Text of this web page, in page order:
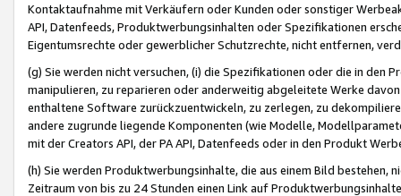
Kontaktaufnahme mit Verkäufern oder Kunden oder sonstiger
API, Datenfeeds, Produktwerbungsinhalten oder Spezifikationen
Eigentumsrechte oder gewerblicher Schutzrechte, nicht entfernen,
(g) Sie werden nicht versuchen, (i) die Spezifikationen oder die in
manipulieren, zu reparieren oder anderweitig abgeleitete Werke
enthaltene Software zurückzuentwickeln, zu zerlegen, zu
andere zugrunde liegende Komponenten (wie Modelle,
mit der Creators API, der PA API, Datenfeeds oder in den Produkt
(h) Sie werden Produktwerbungsinhalte, die aus einem Bild bestehen,
Zeitraum von bis zu 24 Stunden einen Link auf